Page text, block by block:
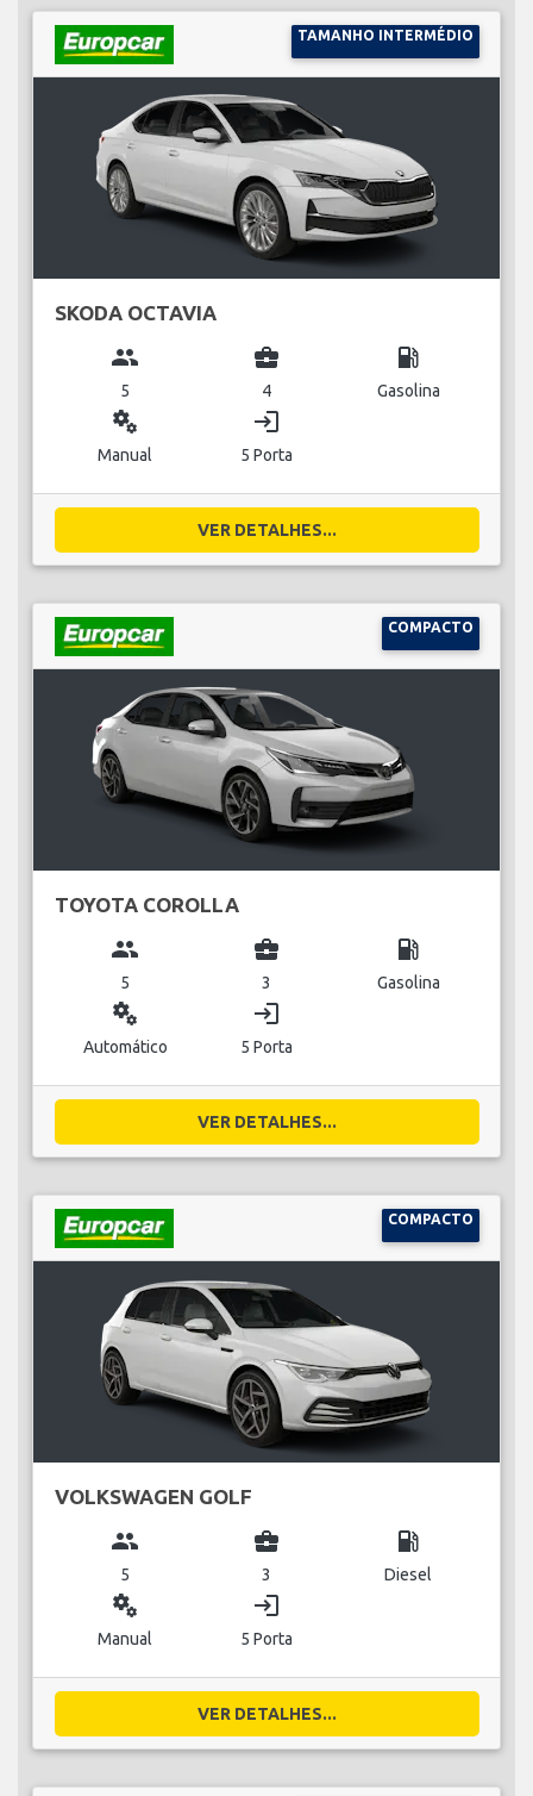
TAMANHO INTERMÉDIO
SKODA OCTAVIA
group
5
business_center
4
local_gas_station
Gasolina
miscellaneous_services
Manual
login
5 Porta
VER DETALHES...
COMPACTO
TOYOTA COROLLA
group
5
business_center
3
local_gas_station
Gasolina
miscellaneous_services
Automático
login
5 Porta
VER DETALHES...
COMPACTO
VOLKSWAGEN GOLF
group
5
business_center
3
local_gas_station
Diesel
miscellaneous_services
Manual
login
5 Porta
VER DETALHES...